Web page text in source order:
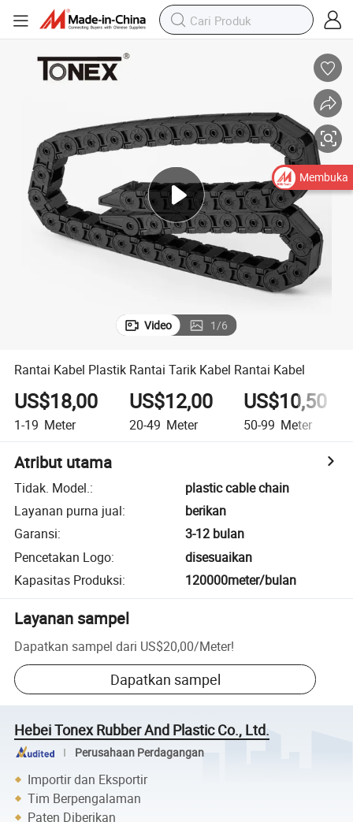
Video 1/6
Rantai Kabel Plastik Rantai Tarik Kabel Rantai Kabel
US$18,00
1-19 Meter
US$12,00
20-49 Meter
US$10,50
50-99 Meter
Atribut utama
Tidak. Model.:
plastic cable chain
Layanan purna jual:
berikan
Garansi:
3-12 bulan
Pencetakan Logo:
disesuaikan
Kapasitas Produksi: 120000meter/bulan
Layanan sampel
Dapatkan sampel dari US$20,00/Meter!
Dapatkan sampel
Hebei Tonex Rubber And Plastic Co., Ltd.
Perusahaan Perdagangan
Importir dan Eksportir
Tim Berpengalaman
Paten Diberikan
Membuka